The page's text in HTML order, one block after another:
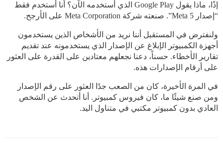
إذًا، ماذا يقول Google Play الذي أستخدمه الآن؟ أنا أستخدم فقط
“إصدار Meta 5”. صنعته شركة Meta Corporation على الأرجح.
ولنفترض في المستقبل أننا نريد من الأشخاص الذين يستخدمون
أجهزة الكمبيوتر الإبلاغ عن الإصدار الذي يستخدمونه عند تقديم
تقارير الأخطاء. حسناً، دعنا نجعلهم معتادين على القدرة على العثور
على أرقام الإصدارات هذه.
في المرة الأخيرة، كان من الصعب جدًا العثور على رقم الإصدار
ومن صنع شيئًا ما، كان فيروس كمبيوتر. أنا أتحدث عن الشخص
العادي بدون كمبيوتر مكتبي في متناول اليد.